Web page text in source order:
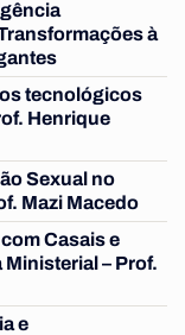
à
tecnológicos
Henrique
Sexual no
Mazi Macedo
Casais e
Ministerial – Prof.
e